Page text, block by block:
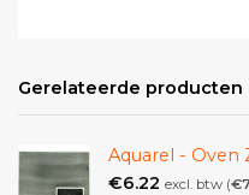
Gerelateerde producten
Aquarel - Oven
€6.22 excl. btw (€